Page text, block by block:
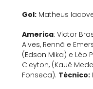
Gol:Matheus
America: Victor
Alves, Rennã e
(Edson Mika) e Léo
Cleyton, (Kauê
Fonseca). Técnico: